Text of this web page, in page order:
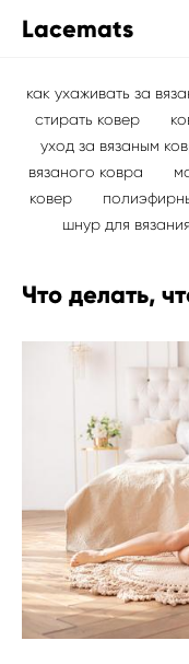
Lacemats
как ухаживать за
стирать ковер
уход за вязаным
вязаного ковра
ковер
шнур для вязания
Что делать,